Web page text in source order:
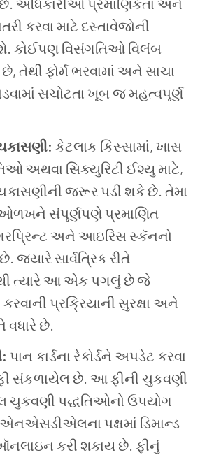
અધિકારીઓ પ્રમાણિકતા અને
કરવા માટે દસ્તાવેજોની
કોઈપણ વિસંગતિઓ વિલંબ
તેથી ફોર્મ ભરવામાં અને સાચા
સચોટતા ખૂબ જ મહત્વપૂર્ણ
કેટલાક કિસ્સામાં, ખાસ
અથવા સિક્યુરિટી ઈશ્યુ માટે,
જરૂર પડી શકે છે. તેમા
સંપૂર્ણપણે પ્રમાણિત
અને આઇરિસ સ્કૅનનો
જ્યારે સાર્વત્રિક રીતે
ત્યારે આ એક પગલું છે જે
કરવાની પ્રક્રિયાની સુરક્ષા અને
વધારે છે.
પાન કાર્ડના રેકોર્ડને અપડેટ કરવા
સંકળાયેલ છે. આ ફીની ચુકવણી
ચુકવણી પદ્ધતિઓનો ઉપયોગ
પક્ષમાં ડિમાન્ડ
ઑનલાઇન કરી શકાય છે. ફીનું